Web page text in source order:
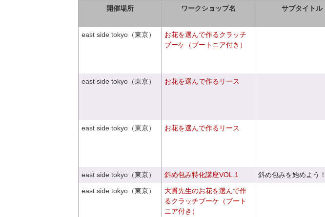
開催場所 ワークショップ名 サブタイトル
east side tokyo（東京）
お花を選んで作るクラッチ
ブーケ（ブートニア付き）
east side tokyo（東京） お花を選んで作るリース
east side tokyo（東京） お花を選んで作るリース
east side tokyo（東京） 斜め包み特化講座VOL.1 斜め包みを始めよう！
east side tokyo（東京）
大貫先生のお花を選んで作
るクラッチブーケ（ブート
ニア付き）